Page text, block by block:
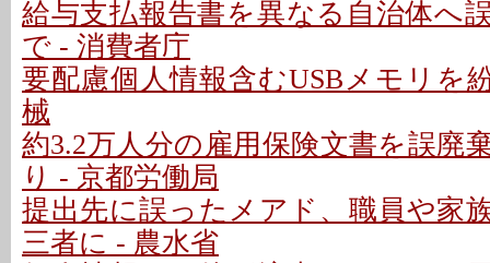
給与支払報告書を異なる自治体へ
で - 消費者庁
要配慮個人情報含むUSBメモリを
械
約3.2万人分の雇用保険文書を誤廃
り - 京都労働局
提出先に誤ったメアド、職員や家
三者に - 農水省